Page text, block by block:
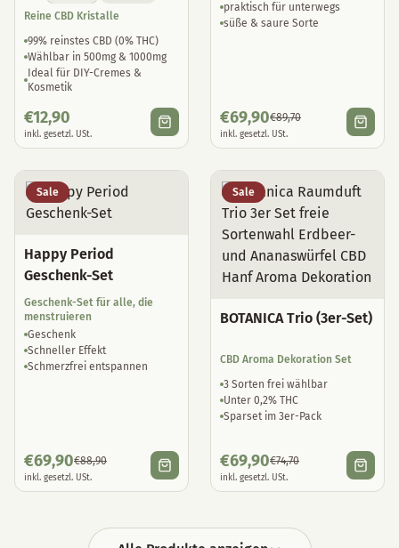
Reine CBD Kristalle
99% reinstes CBD (0% THC)
Wählbar in 500mg & 1000mg
Ideal für DIY-Cremes &
Kosmetik
€12,90
inkl. gesetzl. USt.
praktisch für unterwegs
süße & saure Sorte
€69,90€89,70
inkl. gesetzl. USt.
Sale
Happy Period
Geschenk-Set
Geschenk-Set für alle, die
menstruieren
Geschenk
Schneller Effekt
Schmerzfrei entspannen
€69,90€88,90
inkl. gesetzl. USt.
Sale
BOTANICA Trio (3er-Set)
CBD Aroma Dekoration Set
3 Sorten frei wählbar
Unter 0,2% THC
Sparset im 3er-Pack
€69,90€74,70
inkl. gesetzl. USt.